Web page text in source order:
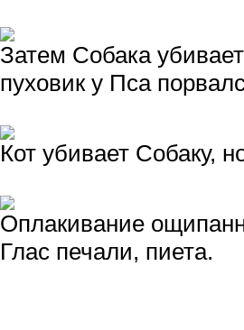
Затем Собака
пуховик у Пса
Кот убивает Собаку,
Оплакивание
Глас печали, пиета.